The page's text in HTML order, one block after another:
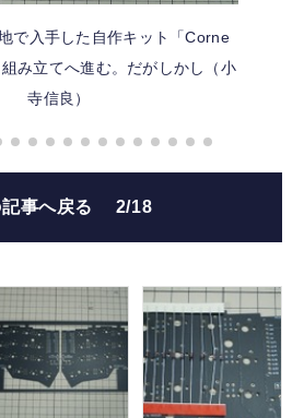
で入手した自作キット「Corne
み立てへ進む。だがしかし（小
寺信良）
事へ戻る 2/18